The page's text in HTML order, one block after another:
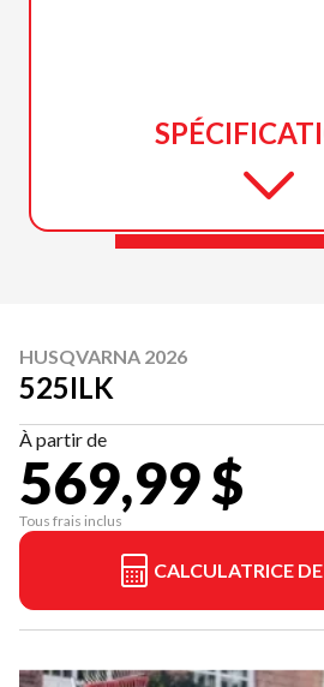
HUSQVARNA 2026
525ILK
À partir de
569,99 $
Tous frais inclus
CALCULATRICE